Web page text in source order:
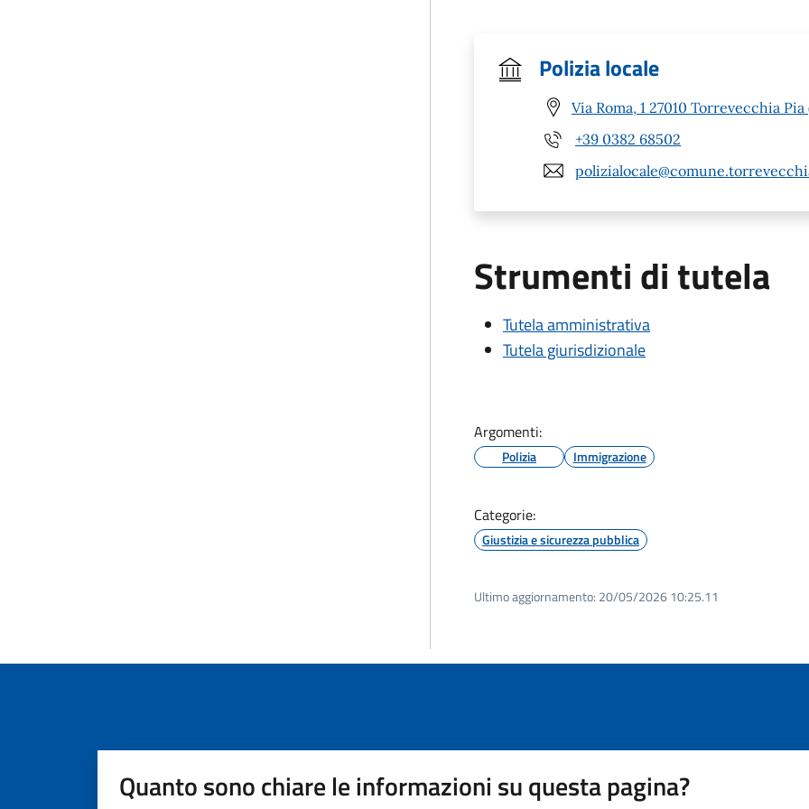
Polizia locale
Via Roma, 1 27010 Torrevecchia Pia
+39 0382 68502
Strumenti di tutela
Tutela amministrativa
Tutela giurisdizionale
Argomenti:
Polizia Immigrazione
Categorie:
Giustizia e sicurezza pubblica
Ultimo aggiornamento: 20/05/2026 10:25.11
Quanto sono chiare le informazioni su questa pagina?